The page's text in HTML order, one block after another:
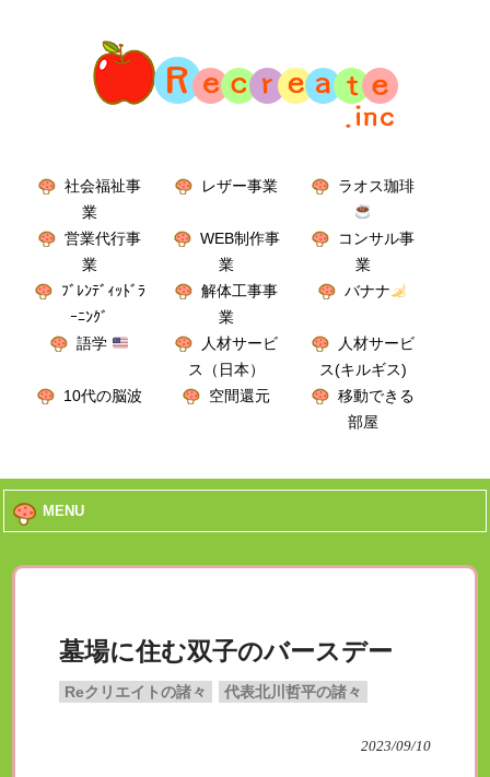
社会福祉事
業
レザー事業 ラオス珈琲
営業代行事
業
WEB制作事
業
コンサル事
業
ﾌﾞﾚﾝﾃﾞｨｯﾄﾞﾗ
ｰﾆﾝｸﾞ
解体工事事
業
バナナ
語学
人材サービ
ス（日本）
人材サービ
ス(キルギス)
10代の脳波
空間還元
移動できる
部屋
MENU
墓場に住む双子のバースデー
Reクリエイトの諸々 代表北川哲平の諸々
2023/09/10